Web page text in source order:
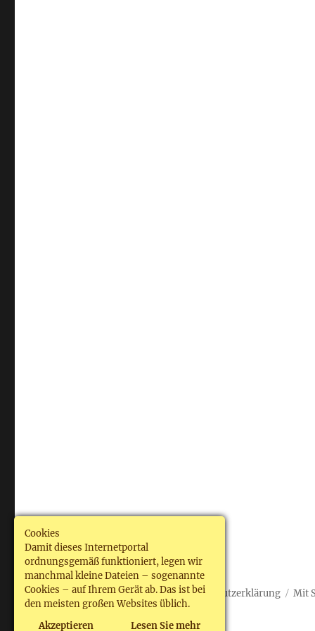
Arbeitswelt Deutschland Datenschutzerklärung Mit
Cookies
Damit dieses Internetportal
ordnungsgemäß funktioniert, legen wir
manchmal kleine Dateien – sogenannte
Cookies – auf Ihrem Gerät ab. Das ist bei
den meisten großen Websites üblich.
Akzeptieren
Lesen Sie mehr